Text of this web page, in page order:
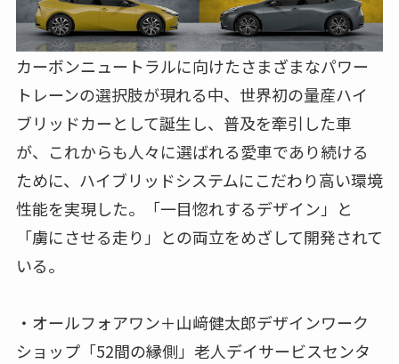
カーボンニュートラルに向けたさまざまなパワー
トレーンの選択肢が現れる中、世界初の量産ハイ
ブリッドカーとして誕⽣し、普及を牽引した⾞
が、これからも⼈々に選ばれる愛⾞であり続ける
ために、ハイブリッドシステムにこだわり⾼い環境
性能を実現した。「⼀⽬惚れするデザイン」と
「虜にさせる⾛り」との両⽴をめざして開発されて
いる。
・オールフォアワン＋⼭﨑健太郎デザインワーク
ショップ「52間の縁側」老人デイサービスセンタ